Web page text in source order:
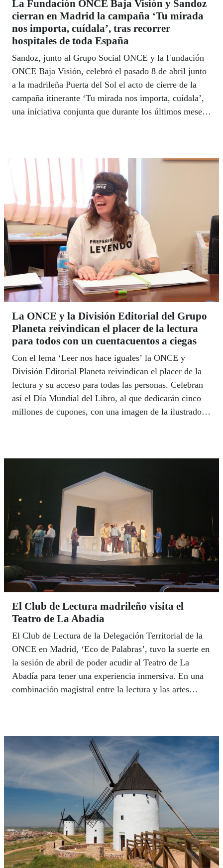
La Fundación ONCE Baja Visión y Sandoz
cierran en Madrid la campaña ‘Tu mirada
nos importa, cuídala’, tras recorrer
hospitales de toda España
Sandoz, junto al Grupo Social ONCE y la Fundación
ONCE Baja Visión, celebró el pasado 8 de abril junto
a la madrileña Puerta del Sol el acto de cierre de la
campaña itinerante ‘Tu mirada nos importa, cuídala’,
una iniciativa conjunta que durante los últimos meses
accesible, humano e inclusivo.
La ONCE y la División Editorial del Grupo
Planeta reivindican el placer de la lectura
para todos con un cuentacuentos a ciegas
Con el lema ‘Leer nos hace iguales’ la ONCE y
División Editorial Planeta reivindican el placer de la
lectura y su acceso para todas las personas. Celebran
así el Día Mundial del Libro, al que dedicarán cinco
millones de cupones, con una imagen de la ilustradora
El Club de Lectura madrileño visita el
Teatro de La Abadía
El Club de Lectura de la Delegación Territorial de la
ONCE en Madrid, ‘Eco de Palabras’, tuvo la suerte en
la sesión de abril de poder acudir al Teatro de La
Abadía para tener una experiencia inmersiva. En una
combinación magistral entre la lectura y las artes